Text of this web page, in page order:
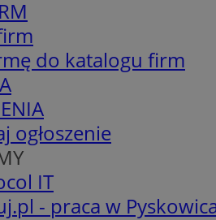
do katalogu firm
ogłoszenie
IT
- praca w